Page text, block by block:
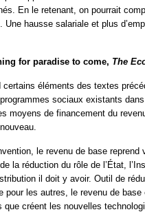
En le retenant, on pourrait
hausse salariale et plus
for paradise to come, The
certains éléments des textes
sociaux existants
moyens de financement du
le revenu de base
la réduction du rôle de l’État,
il doit y avoir. Outil de
pour les autres, le revenu de
que créent les nouvelles